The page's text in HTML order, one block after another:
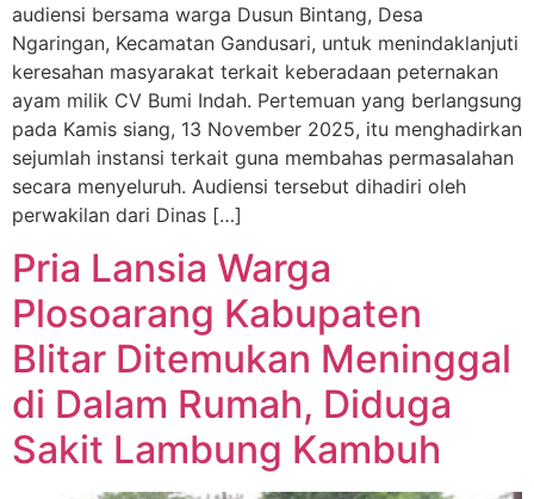
audiensi bersama warga Dusun Bintang, Desa
Ngaringan, Kecamatan Gandusari, untuk menindaklanjuti
keresahan masyarakat terkait keberadaan peternakan
ayam milik CV Bumi Indah. Pertemuan yang berlangsung
pada Kamis siang, 13 November 2025, itu menghadirkan
sejumlah instansi terkait guna membahas permasalahan
secara menyeluruh. Audiensi tersebut dihadiri oleh
perwakilan dari Dinas […]
Pria Lansia Warga
Plosoarang Kabupaten
Blitar Ditemukan Meninggal
di Dalam Rumah, Diduga
Sakit Lambung Kambuh